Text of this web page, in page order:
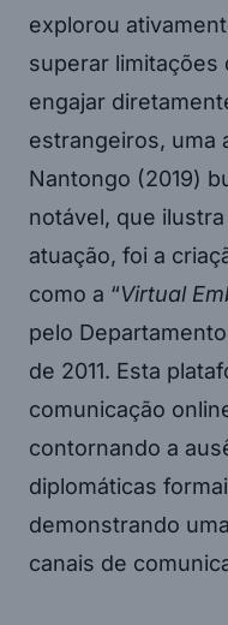
explorou
superar limitações
engajar
estrangeiros, uma
Nantongo (2019)
notável, que
atuação, foi a
como a “Virtual
pelo
de 2011. Esta
comunicação
contornando a
diplomáticas
demonstrando
canais de